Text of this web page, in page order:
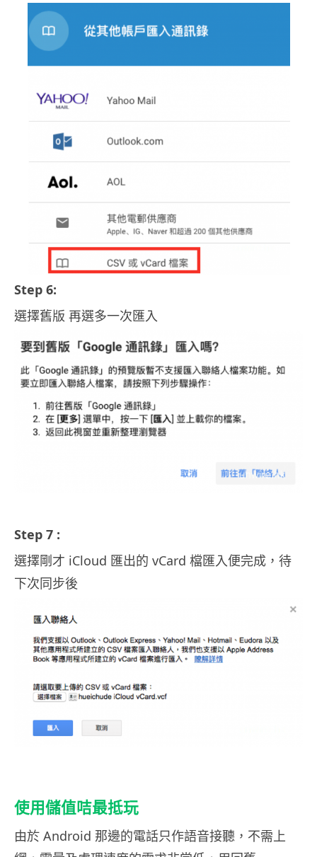
Step 6:
選擇舊版 再選多一次匯入
Step 7 :
選擇剛才 iCloud 匯出的 vCard 檔匯入便完成，待
下次同步後
使用儲值咭最抵玩
由於 Android 那邊的電話只作語音接聽，不需上